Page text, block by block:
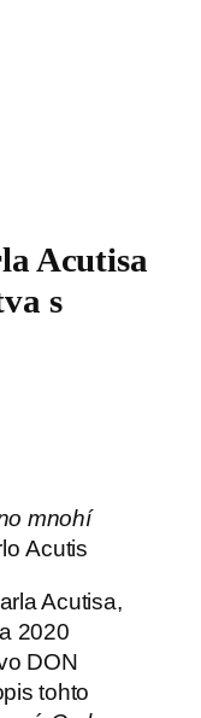
Acutisa
s
mnohí
Acutis
Acutisa,
2020
DON
tohto